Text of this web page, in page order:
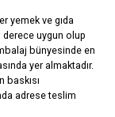
yemek ve gıda
uygun olup
bünyesinde en
yer almaktadır.
baskısı
adrese teslim